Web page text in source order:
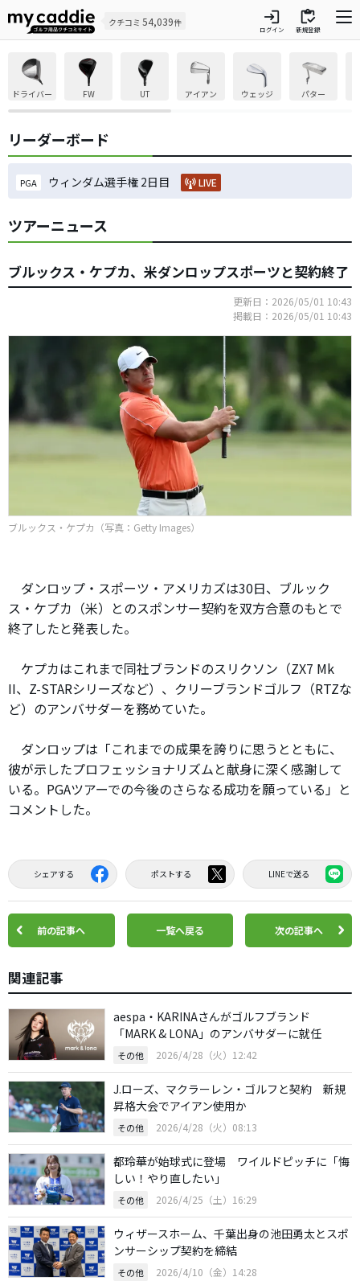
クチコミ 54,039件 login
ログイン
inventory
新規登録
ドライバー FW UT アイアン ウェッジ パター
リーダーボード
PGA ウィンダム選手権 2日目 LIVE
ツアーニュース
ブルックス・ケプカ、米ダンロップスポーツと契約終了
更新日：2026/05/01 10:43
掲載日：2026/05/01 10:43
ブルックス・ケプカ（写真：Getty Images）
ダンロップ・スポーツ・アメリカズは30日、ブルック
ス・ケプカ（米）とのスポンサー契約を双方合意のもとで
終了したと発表した。
ケプカはこれまで同社ブランドのスリクソン（ZX7 Mk
II、Z-STARシリーズなど）、クリーブランドゴルフ（RTZな
ど）のアンバサダーを務めていた。
ダンロップは「これまでの成果を誇りに思うとともに、
彼が示したプロフェッショナリズムと献身に深く感謝して
いる。PGAツアーでの今後のさらなる成功を願っている」と
コメントした。
シェアする ポストする LINEで送る
前の記事へ 一覧へ戻る 次の記事へ
関連記事
aespa・KARINAさんがゴルフブランド
「MARK & LONA」のアンバサダーに就任
その他 2026/4/28（火）12:42
J.ローズ、マクラーレン・ゴルフと契約 新規
昇格大会でアイアン使用か
その他 2026/4/28（火）08:13
都玲華が始球式に登場 ワイルドピッチに「悔
しい！やり直したい」
その他 2026/4/25（土）16:29
ウィザースホーム、千葉出身の池田勇太とスポ
ンサーシップ契約を締結
その他 2026/4/10（金）14:28